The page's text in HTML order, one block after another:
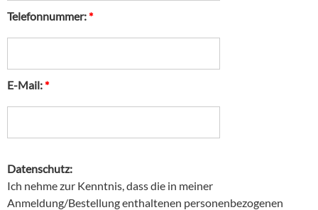
Telefonnummer:*
E-Mail:*
Datenschutz:
Ich nehme zur Kenntnis, dass die in meiner
Anmeldung/Bestellung enthaltenen personenbezogenen